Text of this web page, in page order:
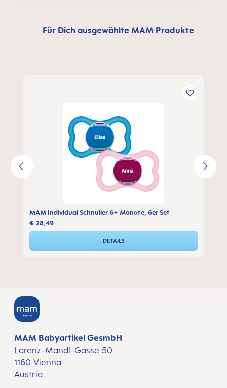
Für Dich ausgewählte MAM Produkte
MAM Individual Schnuller 6+ Monate, 6er Set
€ 28,49
DETAILS
MAM Babyartikel GesmbH
Lorenz-Mandl-Gasse 50
1160 Vienna
Austria